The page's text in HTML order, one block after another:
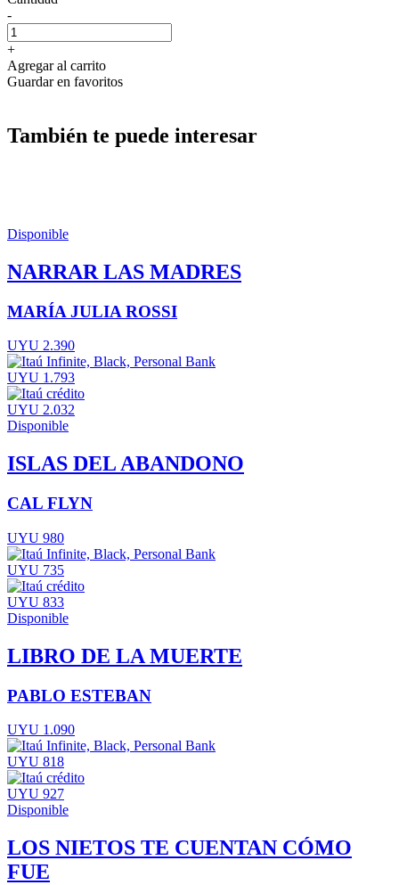
-
+
Agregar al carrito
Guardar en favoritos
También te puede interesar
Disponible
NARRAR LAS MADRES
MARÍA JULIA ROSSI
UYU 2.390
UYU 1.793
UYU 2.032
Disponible
ISLAS DEL ABANDONO
CAL FLYN
UYU 980
UYU 735
UYU 833
Disponible
LIBRO DE LA MUERTE
PABLO ESTEBAN
UYU 1.090
UYU 818
UYU 927
Disponible
LOS NIETOS TE CUENTAN CÓMO
FUE